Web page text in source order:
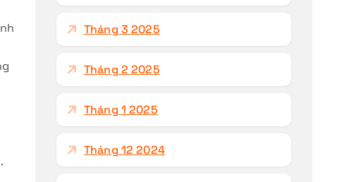
Tháng 3 2025
Tháng 2 2025
Tháng 1 2025
Tháng 12 2024